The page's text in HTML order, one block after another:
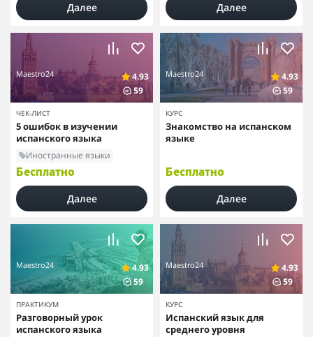
Далее Далее
Maestro24
4.93
59
ЧЕК-ЛИСТ
5 ошибок в изучении
испанского языка
Иностранные языки
Бесплатно
Далее
Maestro24
4.93
59
КУРС
Знакомство на испанском
языке
Бесплатно
Далее
Maestro24
4.93
59
ПРАКТИКУМ
Разговорный урок
испанского языка
Maestro24
4.93
59
КУРС
Испанский язык для
среднего уровня